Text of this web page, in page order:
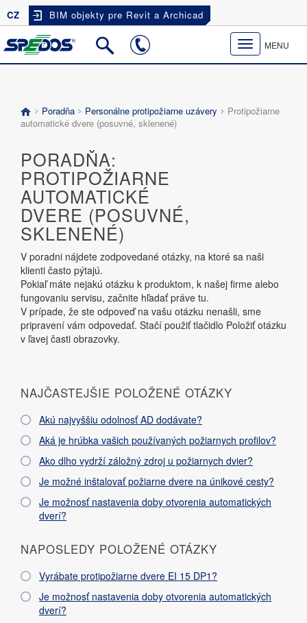
CZ BIM objekty pre Revit a Archicad
Toggle
navigation
MENU
Poradňa Personálne protipožiarne uzávery
Protipožiarne
automatické dvere (posuvné, sklenené)
PORADŇA:
PROTIPOŽIARNE
AUTOMATICKÉ
DVERE (POSUVNÉ,
SKLENENÉ)
V poradni nájdete zodpovedané otázky, na ktoré sa naši
klienti často pýtajú.
Pokiaľ máte nejakú otázku k produktom, k našej firme alebo
fungovaniu servisu, začnite hľadať práve tu.
V prípade, že ste odpoveď na vašu otázku nenašli, sme
pripravení vám odpovedať. Stačí použiť tlačidlo Položiť otázku
v ľavej časti obrazovky.
NAJČASTEJŠIE POLOŽENÉ OTÁZKY
Akú najvyššiu odolnosť AD dodávate?
Aká je hrúbka vašich používaných požiarnych profilov?
Ako dlho vydrží záložný zdroj u požiarnych dvier?
Je možné inštalovať požiarne dvere na únikové cesty?
Je možnosť nastavenia doby otvorenia automatických
dverí?
NAPOSLEDY POLOŽENÉ OTÁZKY
Vyrábate protipožiarne dvere EI 15 DP1?
Je možnosť nastavenia doby otvorenia automatických
dverí?